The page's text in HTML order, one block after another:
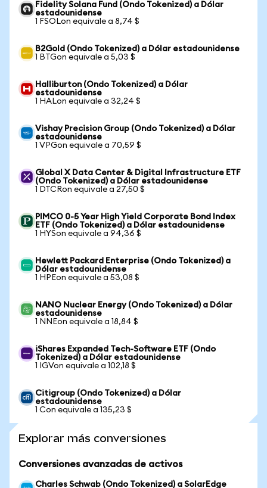
Fidelity Solana Fund (Ondo Tokenized) a Dólar
estadounidense
1 FSOLon equivale a 8,74 $
B2Gold (Ondo Tokenized) a Dólar estadounidense
1 BTGon equivale a 5,03 $
Halliburton (Ondo Tokenized) a Dólar
estadounidense
1 HALon equivale a 32,24 $
Vishay Precision Group (Ondo Tokenized) a Dólar
estadounidense
1 VPGon equivale a 70,59 $
Global X Data Center & Digital Infrastructure ETF
(Ondo Tokenized) a Dólar estadounidense
1 DTCRon equivale a 27,50 $
PIMCO 0-5 Year High Yield Corporate Bond Index
ETF (Ondo Tokenized) a Dólar estadounidense
1 HYSon equivale a 94,36 $
Hewlett Packard Enterprise (Ondo Tokenized) a
Dólar estadounidense
1 HPEon equivale a 53,08 $
NANO Nuclear Energy (Ondo Tokenized) a Dólar
estadounidense
1 NNEon equivale a 18,84 $
iShares Expanded Tech-Software ETF (Ondo
Tokenized) a Dólar estadounidense
1 IGVon equivale a 102,18 $
Citigroup (Ondo Tokenized) a Dólar
estadounidense
1 Con equivale a 135,23 $
Explorar más conversiones
Conversiones avanzadas de activos
Charles Schwab (Ondo Tokenized) a SolarEdge